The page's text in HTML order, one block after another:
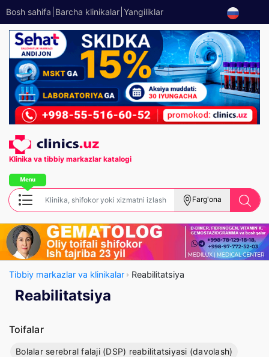
Bosh sahifa Barcha klinikalar Yangiliklar
Klinika va tibbiy markazlar katalogi
Farg'ona
Tibbiy markazlar va klinikalar Reabilitatsiya
Reabilitatsiya
Toifalar
Bolalar serebral falaji (DSP) reabilitatsiyasi (davolash)